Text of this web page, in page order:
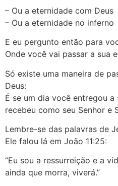
– Ou a eternidade com Deus
– Ou a eternidade no inferno
E eu pergunto então para
Onde você vai passar a sua
Só existe uma maneira de
Deus:
É se um dia você entregou a
recebeu como seu Senhor e
Lembre-se das palavras de
Ele falou lá em João 11:25:
“Eu sou a ressurreição e a
ainda que morra, viverá.”